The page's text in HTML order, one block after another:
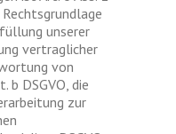
unserer
vertraglicher
von
b DSGVO, die
zur